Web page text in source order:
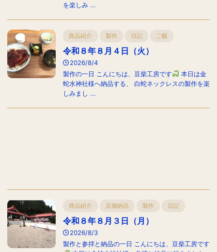
を楽しみ ...
商品紹介 製作 日記 ご飯
令和８年８月４日（火）
2026/8/4
製作の一日 こんにちは、豆柴工房です
本日は金
蛇水神社様へ納品する、 白蛇ネックレスの製作を楽
しみまし ...
商品紹介 店舗納品 製作 日記
令和８年８月３日（月）
2026/8/3
製作と参拝と納品の一日 こんにちは、豆柴工房です